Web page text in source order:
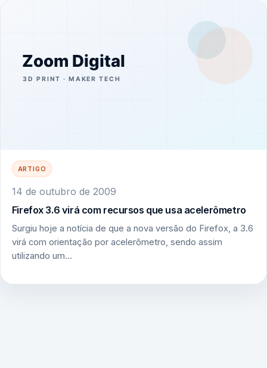
ARTIGO
14 de outubro de 2009
Firefox 3.6 virá com recursos que usa acelerômetro
Surgiu hoje a notícia de que a nova versão do Firefox, a 3.6
virá com orientação por acelerômetro, sendo assim
utilizando um…